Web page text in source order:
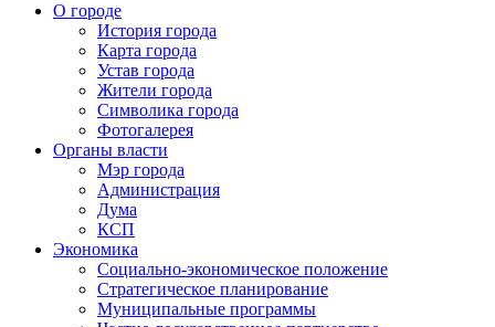
О городе
История города
Карта города
Устав города
Жители города
Символика города
Фотогалерея
Органы власти
Мэр города
Администрация
Дума
КСП
Экономика
Социально-экономическое положение
Стратегическое планирование
Муниципальные программы